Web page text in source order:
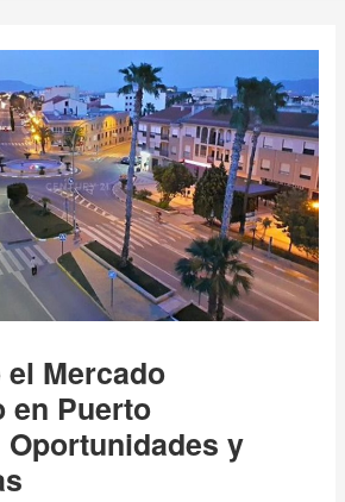
Mercado
en Puerto
y